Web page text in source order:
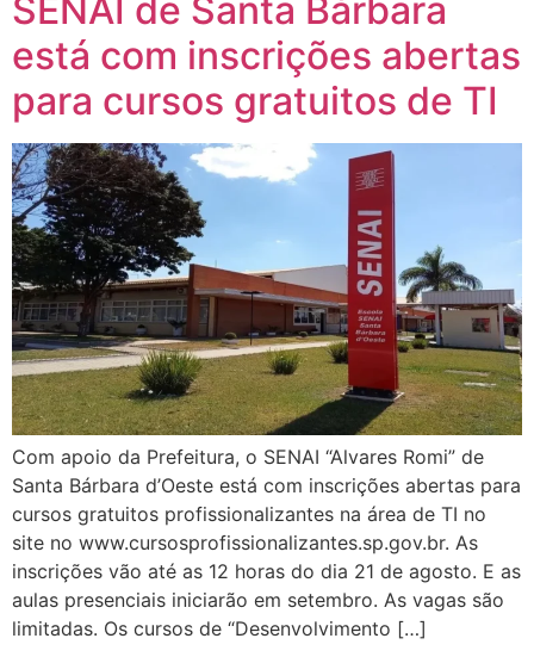
SENAI de Santa Bárbara
está com inscrições abertas
para cursos gratuitos de TI
Com apoio da Prefeitura, o SENAI “Alvares Romi” de
Santa Bárbara d’Oeste está com inscrições abertas para
cursos gratuitos profissionalizantes na área de TI no
site no www.cursosprofissionalizantes.sp.gov.br. As
inscrições vão até as 12 horas do dia 21 de agosto. E as
aulas presenciais iniciarão em setembro. As vagas são
limitadas. Os cursos de “Desenvolvimento […]